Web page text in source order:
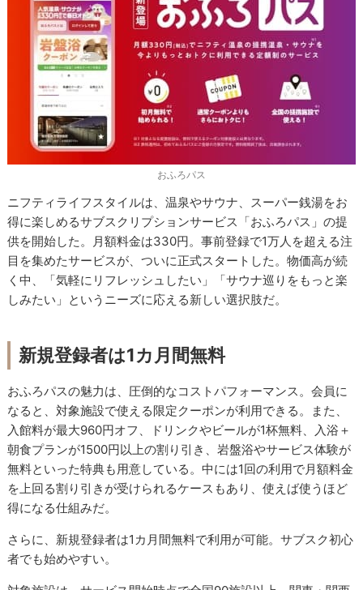
おふろパス
ニフティライフスタイルは、温泉やサウナ、スーパー銭湯をお
得に楽しめるサブスクリプションサービス「おふろパス」の提
供を開始した。月額料金は330円。事前登録で1万人を超える注
目を集めたサービスが、ついに正式スタートした。物価高が続
く中、「気軽にリフレッシュしたい」「サウナ巡りをもっと楽
しみたい」というニーズに応える新しい選択肢だ。
新規登録者は1カ月間無料
おふろパスの魅力は、圧倒的なコストパフォーマンス。会員に
なると、対象施設で使える限定クーポンが利用できる。また、
入館料が最大960円オフ、ドリンクやビールが1杯無料、入浴＋
朝食プランが1500円以上の割り引き、岩盤浴やサービス体験が
無料といった特典も用意している。中には1回の利用で月額料金
を上回る割り引きが受けられるケースもあり、使えば使うほど
得になる仕組みだ。
さらに、新規登録者は1カ月間無料で利用が可能。サブスク初心
者でも始めやすい。